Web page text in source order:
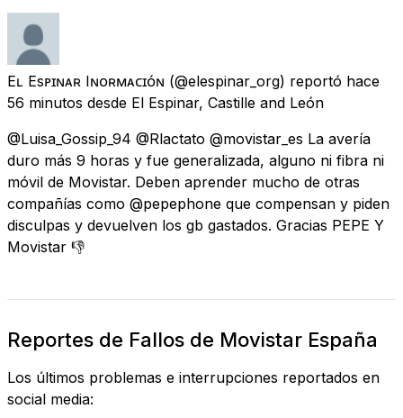
Eʟ Esᴘɪɴᴀʀ Iɴғᴏʀᴍᴀᴄɪᴏ́ɴ (@elespinar_org) reportó hace
56 minutos desde El Espinar, Castille and León
@Luisa_Gossip_94 @Rlactato @movistar_es La avería
duro más 9 horas y fue generalizada, alguno ni fibra ni
móvil de Movistar. Deben aprender mucho de otras
compañías como @pepephone que compensan y piden
disculpas y devuelven los gb gastados. Gracias PEPE Y
Movistar 👎
Reportes de Fallos de Movistar España
Los últimos problemas e interrupciones reportados en
social media: